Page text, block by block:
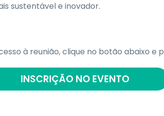
sustentável e inovador.
à reunião, clique no botão abaixo e
INSCRIÇÃO NO EVENTO